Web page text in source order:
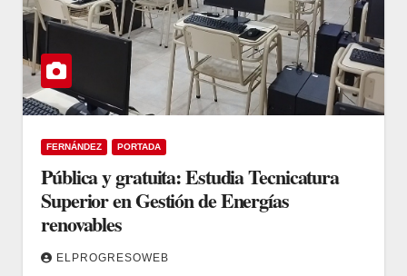
FERNÁNDEZ PORTADA
Pública y gratuita: Estudia Tecnicatura
Superior en Gestión de Energías
renovables
ELPROGRESOWEB